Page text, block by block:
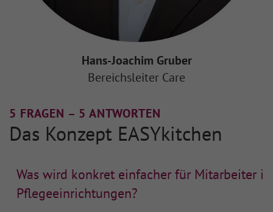
Hans-Joachim Gruber
Bereichsleiter Care
5 FRAGEN – 5 ANTWORTEN
Das Konzept EASYkitchen
Was wird konkret einfacher für Mitarbeiter in
Pflegeeinrichtungen?